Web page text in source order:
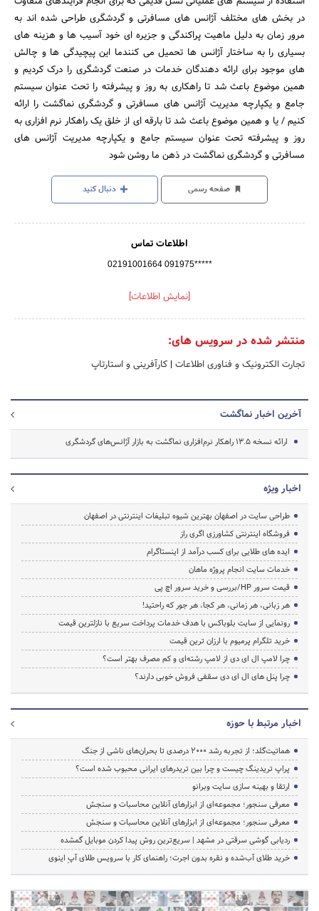
در بخش های مختلف آژانس های مسافرتی و گردشگری طراحی شده اند به
مرور زمان به دلیل ماهیت پراکندگی و جزیره ای خود آسیب ها و هزینه های
بسیاری را به ساختار آژانس ها تحمیل می کنندما این پیچیدگی ها و چالش
های موجود برای ارائه دهندگان خدمات در صنعت گردشگری را درک کردیم و
همین موضوع باعث شد تا راهکاری به روز و پیشرفته را تحت عنوان سیستم
جامع و یکپارچه مدیریت آژانس های مسافرتی و گردشگری نماگشت را ارائه
کنیم / یا و همین موضوع باعث شد تا بارقه ای از خلق یک راهکار نرم افزاری به
روز و پیشرفته تحت عنوان سیستم جامع و یکپارچه مدیریت آژانس های
مسافرتی و گردشگری نماگشت در ذهن ما روشن شود
صفحه رسمی دنبال کنید
اطلاعات تماس
02191001664 091975*****
[نمایش اطلاعات]
منتشر شده در سرویس های:
تجارت الکترونیک و فناوری اطلاعات | کارآفرینی و استارتاپ
آخرین اخبار نماگشت
ارائه نسخه ۱۳.۵ راهکار نرم‌افزاری نماگشت به بازار آژانس‌های گردشگری
اخبار ویژه
طراحی سایت در اصفهان بهترین شیوه تبلیغات اینترنتی در اصفهان
فروشگاه اینترنتی کشاورزی اگری راز
ایده های طلایی برای کسب درآمد از اینستاگرام
خدمات سایت انجام پروژه ماهان
قیمت سرور HP/بررسی و خرید سرور اچ پی
هر زبانی، هر زمانی، هر کجا، هر جور که راحتید!
رونمایی از سایت بلوباکس با هدف خدمات پرداخت سریع با نازلترین قیمت
خرید تلگرام پرمیوم با ارزان ترین قیمت
چرا لامپ ال ای دی از لامپ رشته‌ای و کم مصرف بهتر است؟
چرا پنل های ال ای دی سقفی فروش خوبی دارند؟
اخبار مرتبط با حوزه
هماتیت‌گلد؛ از تجربه رشد ۲۰۰۰ درصدی تا بحران‌های ناشی از جنگ
پراپ تریدینگ چیست و چرا بین تریدرهای ایرانی محبوب شده است؟
ارتقا و بهینه سازی سایت وبرانو
معرفی سنجور؛ مجموعه‌ای از ابزارهای آنلاین محاسبات و سنجش
معرفی سنجور؛ مجموعه‌ای از ابزارهای آنلاین محاسبات و سنجش
ردیابی گوشی سرقتی در مشهد | سریع‌ترین روش پیدا کردن موبایل گمشده
خرید طلای آب‌شده و نقره بدون اجرت؛ راهنمای کار با سرویس طلای آپِ اینوی